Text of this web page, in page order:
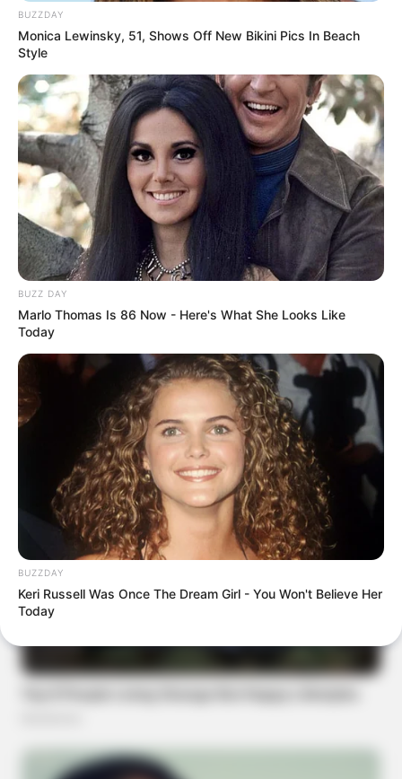
BUZZDAY
Monica Lewinsky, 51, Shows Off New Bikini Pics In Beach
Style
BUZZ DAY
Marlo Thomas Is 86 Now - Here's What She Looks Like
Today
BUZZDAY
Keri Russell Was Once The Dream Girl - You Won't Believe Her
Today